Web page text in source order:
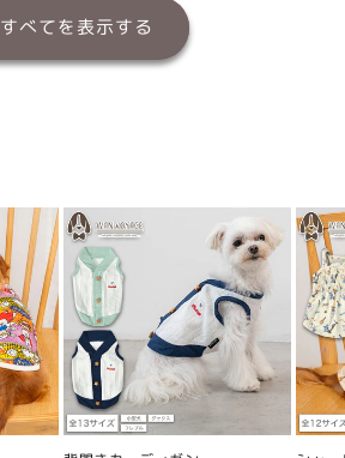
すべてを表示する